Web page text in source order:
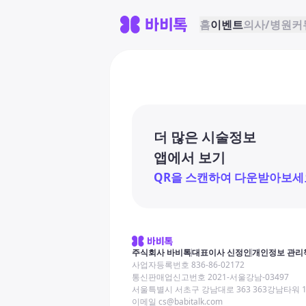
홈이벤트의사/병원커
더 많은 시술정보
앱에서 보기
QR을 스캔하여 다운받아보세
주식회사 바비톡대표이사 신정인개인정보 관리
사업자등록번호 836-86-02172
통신판매업신고번호 2021-서울강남-03497
서울특별시 서초구 강남대로 363 363강남타워
이메일 cs@babitalk.com